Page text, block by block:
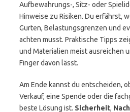
Aufbewahrungs-, Sitz- oder
Hinweise zu Risiken. Du erfährst,
Gurten, Belastungsgrenzen und
achten musst. Praktische Tipps
und Materialien meist ausreichen
Finger davon lässt.
Am Ende kannst du entscheiden,
Verkauf, eine Spende oder die
beste Lösung ist. Sicherheit,